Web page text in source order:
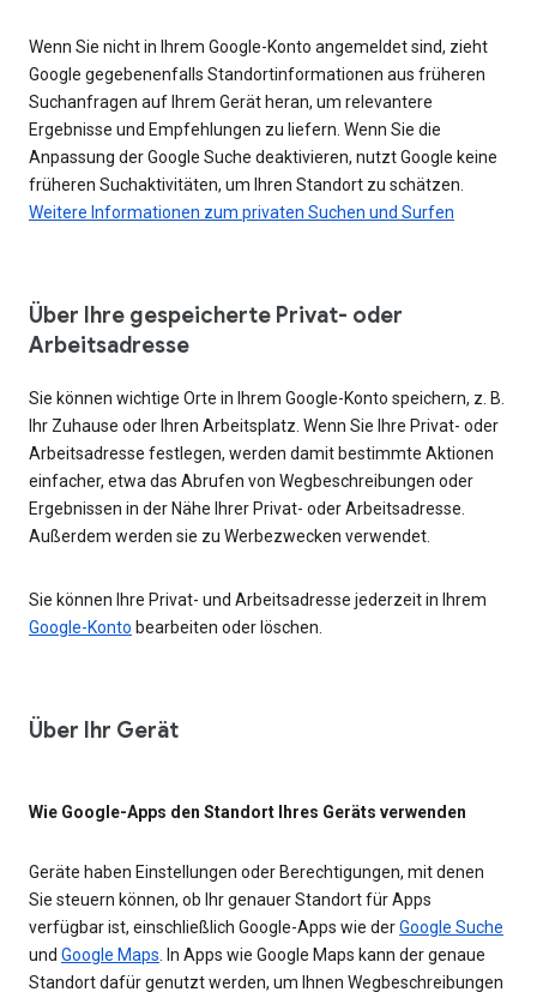
Wenn Sie nicht in Ihrem Google-Konto angemeldet sind, zieht
Google gegebenenfalls Standortinformationen aus früheren
Suchanfragen auf Ihrem Gerät heran, um relevantere
Ergebnisse und Empfehlungen zu liefern. Wenn Sie die
Anpassung der Google Suche deaktivieren, nutzt Google keine
früheren Suchaktivitäten, um Ihren Standort zu schätzen.
Weitere Informationen zum privaten Suchen und Surfen
Über Ihre gespeicherte Privat- oder
Arbeitsadresse
Sie können wichtige Orte in Ihrem Google-Konto speichern, z. B.
Ihr Zuhause oder Ihren Arbeitsplatz. Wenn Sie Ihre Privat- oder
Arbeitsadresse festlegen, werden damit bestimmte Aktionen
einfacher, etwa das Abrufen von Wegbeschreibungen oder
Ergebnissen in der Nähe Ihrer Privat- oder Arbeitsadresse.
Außerdem werden sie zu Werbezwecken verwendet.
Sie können Ihre Privat- und Arbeitsadresse jederzeit in Ihrem
Google-Konto bearbeiten oder löschen.
Über Ihr Gerät
Wie Google-Apps den Standort Ihres Geräts verwenden
Geräte haben Einstellungen oder Berechtigungen, mit denen
Sie steuern können, ob Ihr genauer Standort für Apps
verfügbar ist, einschließlich Google-Apps wie derGoogle Suche
und Google Maps. In Apps wie Google Maps kann der genaue
Standort dafür genutzt werden, um Ihnen Wegbeschreibungen